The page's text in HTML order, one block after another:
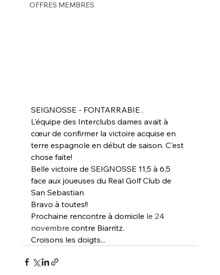
OFFRES MEMBRES
SEIGNOSSE - FONTARRABIE .
L'équipe des Interclubs dames avait à
cœur de confirmer la victoire acquise en
terre espagnole en début de saison. C'est
chose faite!
Belle victoire de SEIGNOSSE 11,5 à 6,5
face aux joueuses du Real Golf Club de
San Sebastian
Bravo à toutes!!
Prochaine rencontre à domicile le 24
novembre contre Biarritz.
Croisons les doigts...